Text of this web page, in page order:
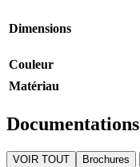
Dimensions
Couleur
Matériau
Documentations
VOIR TOUT Brochures